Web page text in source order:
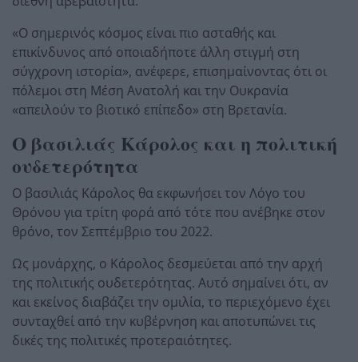
«Ο σημερινός κόσμος είναι πιο ασταθής και
επικίνδυνος από οποιαδήποτε άλλη στιγμή στη
σύγχρονη ιστορία», ανέφερε, επισημαίνοντας ότι οι
πόλεμοι στη Μέση Ανατολή και την Ουκρανία
«απειλούν το βιοτικό επίπεδο» στη Βρετανία.
Ο βασιλιάς Κάρολος και η πολιτική
ουδετερότητα
Ο βασιλιάς Κάρολος θα εκφωνήσει τον Λόγο του
Θρόνου για τρίτη φορά από τότε που ανέβηκε στον
θρόνο, τον Σεπτέμβριο του 2022.
Ως μονάρχης, ο Κάρολος δεσμεύεται από την αρχή
της πολιτικής ουδετερότητας. Αυτό σημαίνει ότι, αν
και εκείνος διαβάζει την ομιλία, το περιεχόμενο έχει
συνταχθεί από την κυβέρνηση και αποτυπώνει τις
δικές της πολιτικές προτεραιότητες.